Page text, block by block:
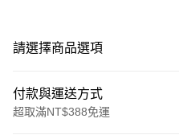
請選擇商品選項
付款與運送方式
超取滿NT$388免運